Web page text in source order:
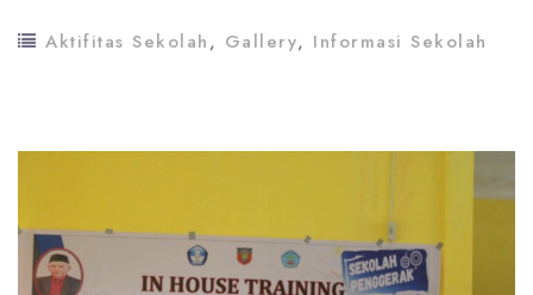
Aktifitas Sekolah, Gallery, Informasi Sekolah